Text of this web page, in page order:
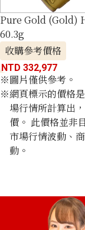
Pure Gold (Gold)
60.3g
收購參考價格
NTD 332,977
※圖片僅供參考。
※網頁標示的價格
場行情所計算出
價。 此價格並非
市場行情波動、
動。